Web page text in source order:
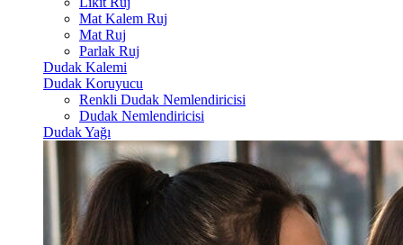
Mat Kalem Ruj
Mat Ruj
Parlak Ruj
Dudak Kalemi
Dudak Koruyucu
Renkli Dudak Nemlendiricisi
Dudak Nemlendiricisi
Dudak Yağı